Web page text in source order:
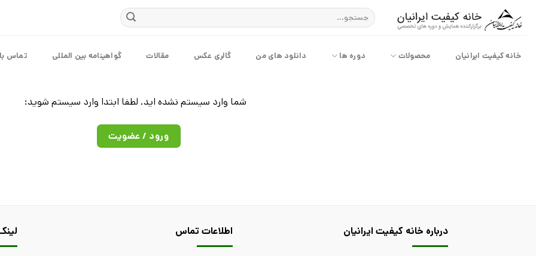
جستجو
برای:
خانه کیفیت ایرانیان محصولات دوره ها دانلود های من گالری عکس مقالات گواهینامه بین المللی تماس
شما وارد سیستم نشده اید. لطفا ابتدا وارد سیستم شوید:
ورود / عضویت
درباره خانه کیفیت ایرانیان اطلاعات تماس